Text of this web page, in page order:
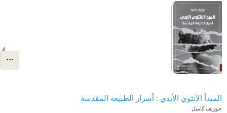
المبدأ الأنثوي الأبدي : أسرار الطبيعة المقدسة
جوزيف كامبل